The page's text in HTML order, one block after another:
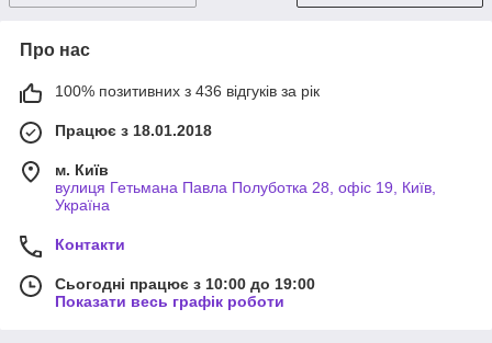
Про нас
100% позитивних з 436 відгуків за рік
Працює з 18.01.2018
м. Київ
вулиця Гетьмана Павла Полуботка 28, офіс 19, Київ,
Україна
Контакти
Сьогодні працює з 10:00 до 19:00
Показати весь графік роботи